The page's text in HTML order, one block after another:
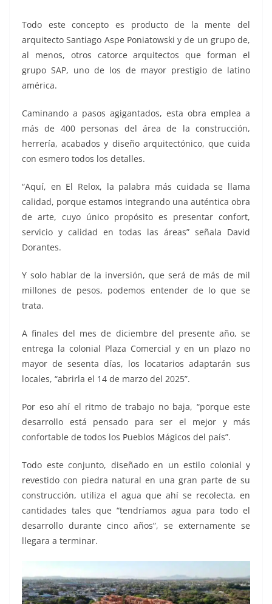
Todo este concepto es producto de la mente del
arquitecto Santiago Aspe Poniatowski y de un grupo de,
al menos, otros catorce arquitectos que forman el
grupo SAP, uno de los de mayor prestigio de latino
américa.
Caminando a pasos agigantados, esta obra emplea a
más de 400 personas del área de la construcción,
herrería, acabados y diseño arquitectónico, que cuida
con esmero todos los detalles.
“Aquí, en El Relox, la palabra más cuidada se llama
calidad, porque estamos integrando una auténtica obra
de arte, cuyo único propósito es presentar confort,
servicio y calidad en todas las áreas” señala David
Dorantes.
Y solo hablar de la inversión, que será de más de mil
millones de pesos, podemos entender de lo que se
trata.
A finales del mes de diciembre del presente año, se
entrega la colonial Plaza Comercial y en un plazo no
mayor de sesenta días, los locatarios adaptarán sus
locales, “abrirla el 14 de marzo del 2025”.
Por eso ahí el ritmo de trabajo no baja, “porque este
desarrollo está pensado para ser el mejor y más
confortable de todos los Pueblos Mágicos del país”.
Todo este conjunto, diseñado en un estilo colonial y
revestido con piedra natural en una gran parte de su
construcción, utiliza el agua que ahí se recolecta, en
cantidades tales que “tendríamos agua para todo el
desarrollo durante cinco años”, se externamente se
llegara a terminar.